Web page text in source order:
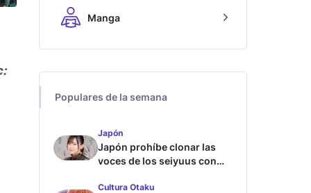
Manga
Populares de la semana
Japón
Japón prohíbe clonar las
voces de los seiyuus con
Cultura Otaku